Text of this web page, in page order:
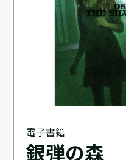
電子書籍
銀弾の森